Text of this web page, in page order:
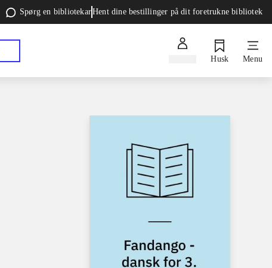
Spørg en bibliotekarHent dine bestillinger på dit foretrukne bibliotek
Husk Menu